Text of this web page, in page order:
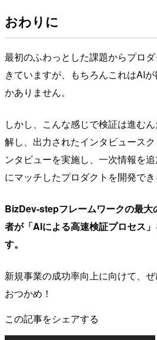
おわりに
最初のふわっとした課題からプロ
きていますが、もちろんこれはAI
かありません。
しかし、こんな感じで検証は進む
解し、出力されたインタビュース
ンタビューを実施し、一次情報を
にマッチしたプロダクトを開発でき
BizDev-stepフレームワークの最大
者が「AIによる高速検証プロセス
す。
新規事業の成功率向上に向けて、
おつかめ！
この記事をシェアする